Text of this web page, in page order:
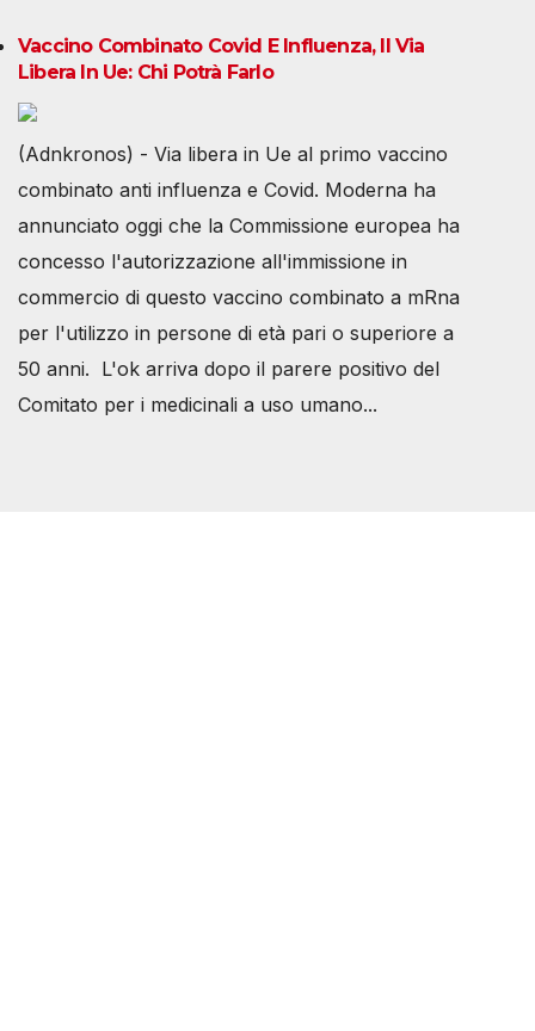
Vaccino Combinato Covid E Influenza, Il Via
Libera In Ue: Chi Potrà Farlo
(Adnkronos) - Via libera in Ue al primo vaccino
combinato anti influenza e Covid. Moderna ha
annunciato oggi che la Commissione europea ha
concesso l'autorizzazione all'immissione in
commercio di questo vaccino combinato a mRna
per l'utilizzo in persone di età pari o superiore a
50 anni. L'ok arriva dopo il parere positivo del
Comitato per i medicinali a uso umano...